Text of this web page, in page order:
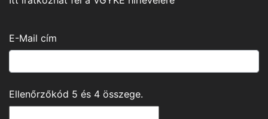
E-Mail cím
Ellenőrzőkód 5 és 4 összege.